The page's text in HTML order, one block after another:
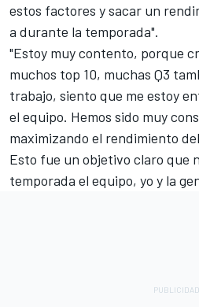
estos factores y sacar un
a durante la temporada".
"Estoy muy contento, porque
muchos top 10, muchas Q3
trabajo, siento que me estoy
el equipo. Hemos sido muy
maximizando el rendimiento
Esto fue un objetivo claro que
temporada el equipo, yo y la